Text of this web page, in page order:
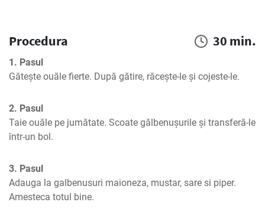
Procedura 30 min.
1. Pasul
Gătește ouăle fierte. După gătire, răcește-le și cojeste-le.
2. Pasul
Taie ouăle pe jumătate. Scoate gălbenușurile și transferă-le
într-un bol.
3. Pasul
Adauga la galbenusuri maioneza, mustar, sare si piper.
Amesteca totul bine.